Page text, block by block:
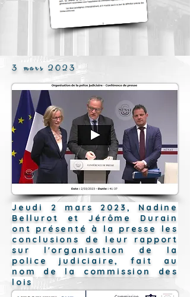
3 mars 2023
Jeudi 2 mars 2023, Nadine
Bellurot et Jérôme Durain
ont présenté à la presse les
conclusions de leur rapport
sur l'organisation de la
police judiciaire, fait au
nom de la commission des
lois